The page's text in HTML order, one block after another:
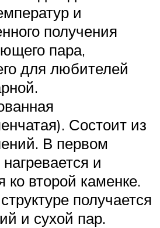
и
получения
пара,
для любителей
Состоит из
В первом
и
ко второй каменке.
получается
и сухой пар.